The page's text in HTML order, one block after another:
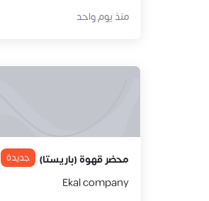
منذ يوم واحد
محضر قهوة (باريستا) جديدة
Ekal company